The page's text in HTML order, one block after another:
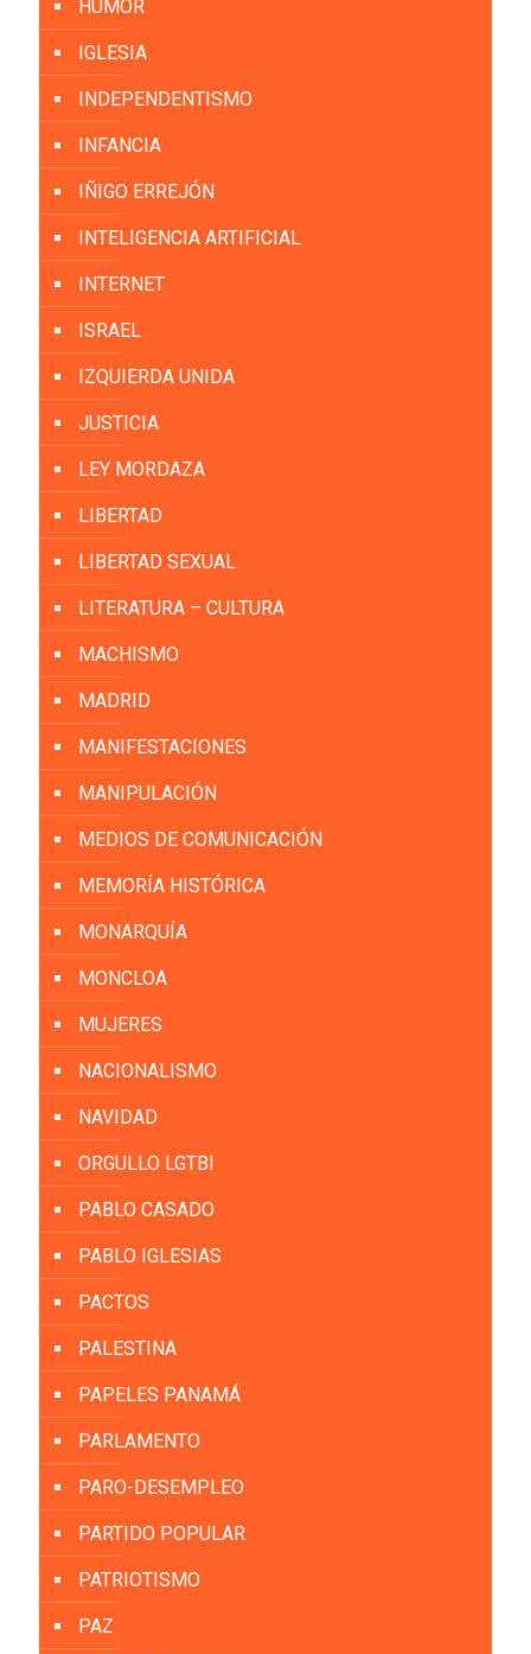
HUMOR
IGLESIA
INDEPENDENTISMO
INFANCIA
IÑIGO ERREJÓN
INTELIGENCIA ARTIFICIAL
INTERNET
ISRAEL
IZQUIERDA UNIDA
JUSTICIA
LEY MORDAZA
LIBERTAD
LIBERTAD SEXUAL
LITERATURA – CULTURA
MACHISMO
MADRID
MANIFESTACIONES
MANIPULACIÓN
MEDIOS DE COMUNICACIÓN
MEMORÍA HISTÓRICA
MONARQUÍA
MONCLOA
MUJERES
NACIONALISMO
NAVIDAD
ORGULLO LGTBI
PABLO CASADO
PABLO IGLESIAS
PACTOS
PALESTINA
PAPELES PANAMÁ
PARLAMENTO
PARO-DESEMPLEO
PARTIDO POPULAR
PATRIOTISMO
PAZ